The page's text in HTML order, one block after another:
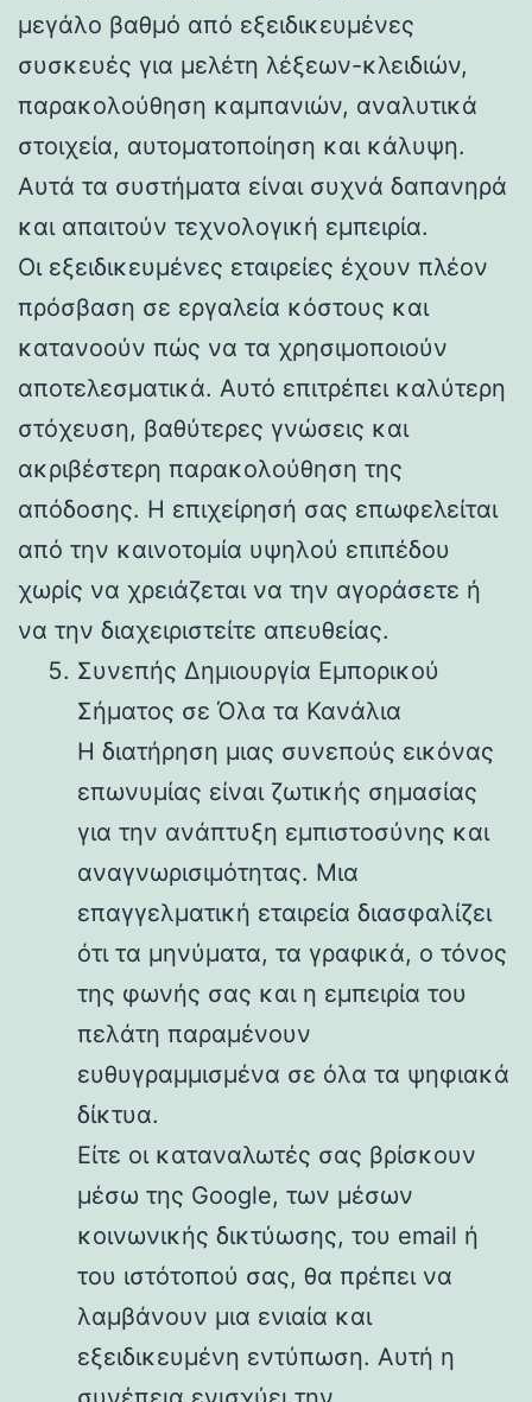
μεγάλο βαθμό από εξειδικευμένες
συσκευές για μελέτη λέξεων-κλειδιών,
παρακολούθηση καμπανιών, αναλυτικά
στοιχεία, αυτοματοποίηση και κάλυψη.
Αυτά τα συστήματα είναι συχνά δαπανηρά
και απαιτούν τεχνολογική εμπειρία.
Οι εξειδικευμένες εταιρείες έχουν πλέον
πρόσβαση σε εργαλεία κόστους και
κατανοούν πώς να τα χρησιμοποιούν
αποτελεσματικά. Αυτό επιτρέπει καλύτερη
στόχευση, βαθύτερες γνώσεις και
ακριβέστερη παρακολούθηση της
απόδοσης. Η επιχείρησή σας επωφελείται
από την καινοτομία υψηλού επιπέδου
χωρίς να χρειάζεται να την αγοράσετε ή
να την διαχειριστείτε απευθείας.
Συνεπής Δημιουργία Εμπορικού
Σήματος σε Όλα τα Κανάλια
Η διατήρηση μιας συνεπούς εικόνας
επωνυμίας είναι ζωτικής σημασίας
για την ανάπτυξη εμπιστοσύνης και
αναγνωρισιμότητας. Μια
επαγγελματική εταιρεία διασφαλίζει
ότι τα μηνύματα, τα γραφικά, ο τόνος
της φωνής σας και η εμπειρία του
πελάτη παραμένουν
ευθυγραμμισμένα σε όλα τα ψηφιακά
δίκτυα.
Είτε οι καταναλωτές σας βρίσκουν
μέσω της Google, των μέσων
κοινωνικής δικτύωσης, του email ή
του ιστότοπού σας, θα πρέπει να
λαμβάνουν μια ενιαία και
εξειδικευμένη εντύπωση. Αυτή η